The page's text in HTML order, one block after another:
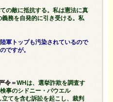
の敵に抵抗する。私は憲法に真
務を自発的に引き受ける。私
軍トップも汚染されているので
ですが。
令＝WHは、選挙詐欺を調査す
事のシドニー・パウエル
てを含む訴訟を起こし、裁判